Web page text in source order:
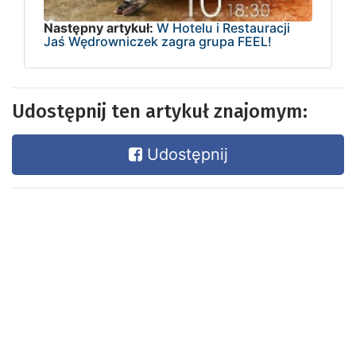
Następny artykuł: W Hotelu i Restauracji
Jaś Wędrowniczek zagra grupa FEEL!
Udostępnij ten artykuł znajomym:
Udostępnij